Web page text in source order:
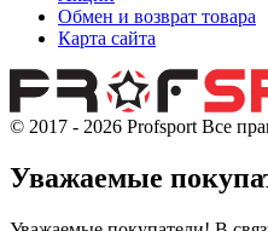
Обмен и возврат товара
Карта сайта
© 2017 - 2026 ProfsportВсе
Уважаемые